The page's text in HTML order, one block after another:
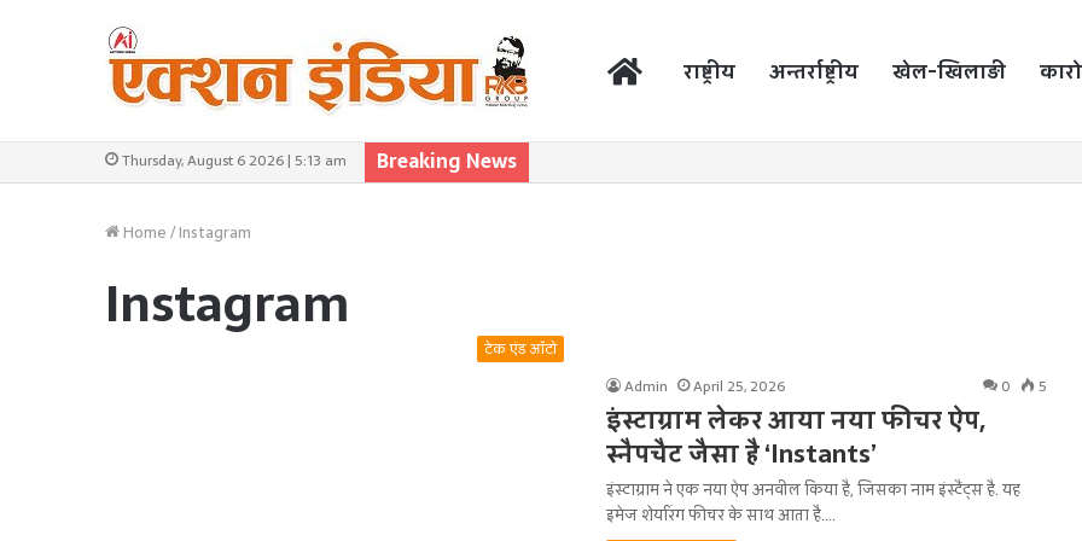
राष्ट्रीय अन्तर्राष्ट्रीय खेल-खिलाड़ी
Thursday, August 6 2026 | 5:13 am Breaking News
Home/Instagram
Instagram
टेक एंड ऑटो
Admin
April 25, 2026 0 5
इंस्टाग्राम लेकर आया नया फीचर ऐप,
स्नैपचैट जैसा है ‘Instants’
इंस्टाग्राम ने एक नया ऐप अनवील किया है, जिसका नाम इंस्टैंट्स है. यह
इमेज शेयरिंग फीचर के साथ आता है.…